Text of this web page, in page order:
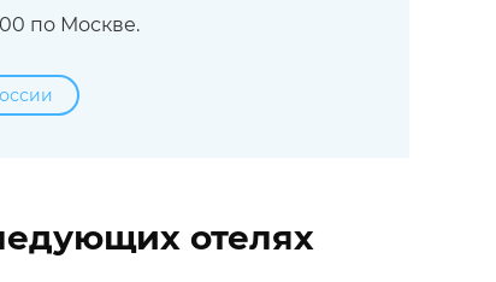
по Москве.
отелях